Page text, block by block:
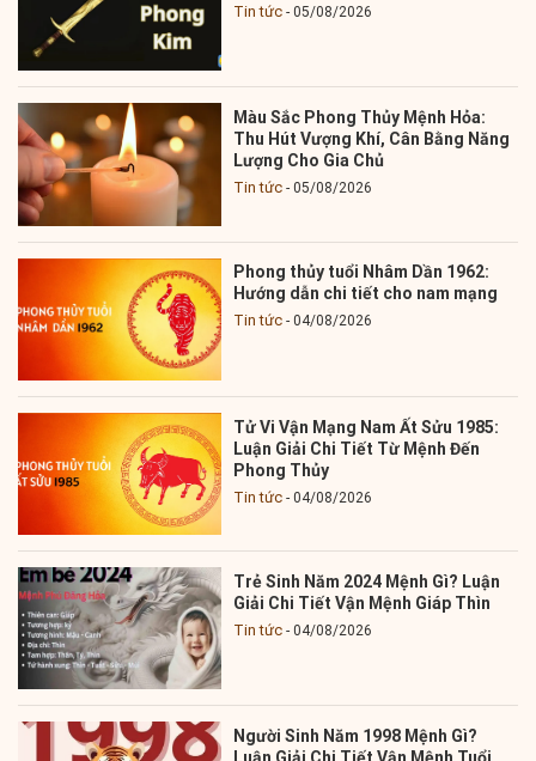
Tin tức 05/08/2026
Màu Sắc Phong Thủy Mệnh Hỏa:
Thu Hút Vượng Khí, Cân Bằng Năng
Lượng Cho Gia Chủ
Tin tức 05/08/2026
Phong thủy tuổi Nhâm Dần 1962:
Hướng dẫn chi tiết cho nam mạng
Tin tức 04/08/2026
Tử Vi Vận Mạng Nam Ất Sửu 1985:
Luận Giải Chi Tiết Từ Mệnh Đến
Phong Thủy
Tin tức 04/08/2026
Trẻ Sinh Năm 2024 Mệnh Gì? Luận
Giải Chi Tiết Vận Mệnh Giáp Thìn
Tin tức 04/08/2026
Người Sinh Năm 1998 Mệnh Gì?